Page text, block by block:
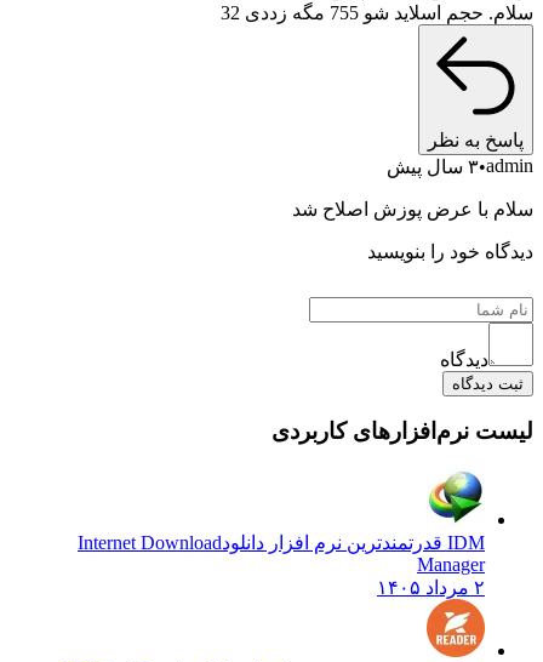
سلام. حجم اسلاید شو 755 مگه زددی 32
پاسخ به نظر
admin ۳ سال پیش
سلام با عرض پوزش اصلاح شد
دیدگاه خود را بنویسید
دیدگاه
ثبت دیدگاه
لیست نرم‌افزارهای کاربردی
IDM قدرتمندترین نرم افزار دانلود
Internet Download
Manager
۲ مرداد ۱۴۰۵